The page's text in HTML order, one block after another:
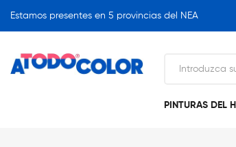
Estamos presentes en 5 provincias del NEA
PINTURAS DEL